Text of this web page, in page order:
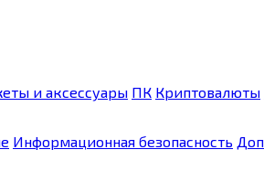
и аксессуары ПК Криптовалюты
Информационная безопасность